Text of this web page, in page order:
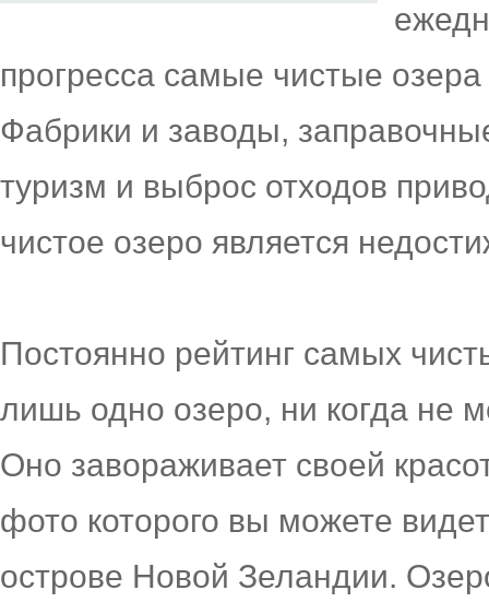
прогресса самые чистые
Фабрики и заводы,
туризм и выброс отходов
чистое озеро является
Постоянно рейтинг самых
лишь одно озеро, ни когда не
Оно завораживает своей
фото которого вы можете
острове Новой Зеландии.